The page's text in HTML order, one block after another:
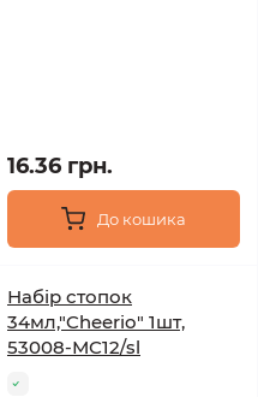
16.36 грн.
До кошика
Набір стопок
34мл,"Cheerio" 1шт,
53008-МС12/sl